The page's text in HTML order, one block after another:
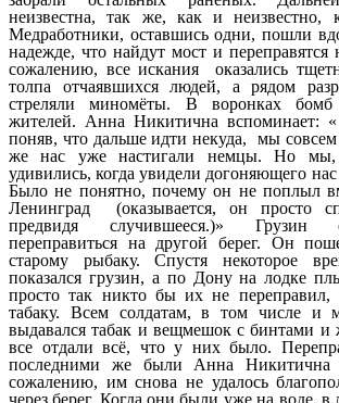
неизвестна, так же, как и неизвестно,
Медработники, оставшись одни, пошли
надежде, что найдут мост и переправятся
сожалению, все искания оказались
толпа отчаявшихся людей, а рядом
стреляли миномёты. В воронках бомб
жителей. Анна Никитична вспоминает:
поняв, что дальше идти некуда, мы
же нас уже настигали немцы. Но
удивились, когда увидели догоняющего нас
Было не понятно, почему он не поплыл
Ленинград (оказывается, он просто
предвидя случившееся.)» Грузин
переправиться на другой берег. Он
старому рыбаку. Спустя некоторое
показался грузин, а по Дону на лодке
просто так никто бы их не переправил,
табаку. Всем солдатам, в том числе и
выдавался табак и вещмешок с бинтами и
все отдали всё, что у них было.
последними же были Анна
сожалению, им снова не удалось
через берег. Когда они были уже на воде, в